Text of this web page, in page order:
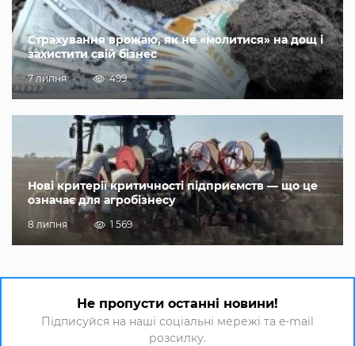
Страхування врожаю, як не «молитися» на дощ і
захистити свій бізнес
7 липня 499
Нові критерії критичності підприємств — що це
означає для агробізнесу
8 липня 1 569
Не пропусти останні новини!
Підписуйся на наші соціальні мережі та e-mail
розсилку.